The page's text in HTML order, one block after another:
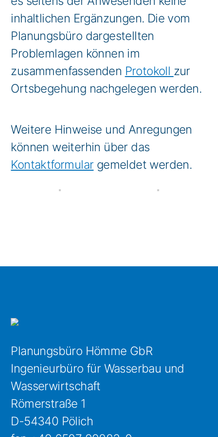
inhaltlichen Ergänzungen. Die vom
Planungsbüro dargestellten
Problemlagen können im
zusammenfassenden Protokoll zur
Ortsbegehung nachgelegen werden.
Weitere Hinweise und Anregungen
können weiterhin über das
Kontaktformular gemeldet werden.
Planungsbüro Hömme GbR
Ingenieurbüro für Wasserbau und
Wasserwirtschaft
Römerstraße 1
D-54340 Pölich